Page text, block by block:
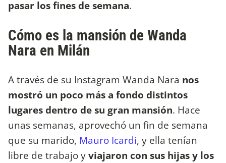
pasar los fines de semana.
Cómo es la mansión de Wanda
Nara en Milán
A través de su Instagram Wanda Nara nos
mostró un poco más a fondo distintos
lugares dentro de su gran mansión. Hace
unas semanas, aprovechó un fin de semana
que su marido, Mauro Icardi, y ella tenían
libre de trabajo yviajaron con sus hijas y los